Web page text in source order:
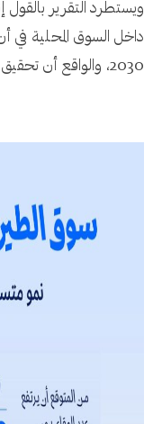
ويستطرد التقرير بالقول
داخل السوق المحلية في
2030، والواقع أن تحقيق نصف تطلعاتهم سيكون إنجازًا رائعًا".